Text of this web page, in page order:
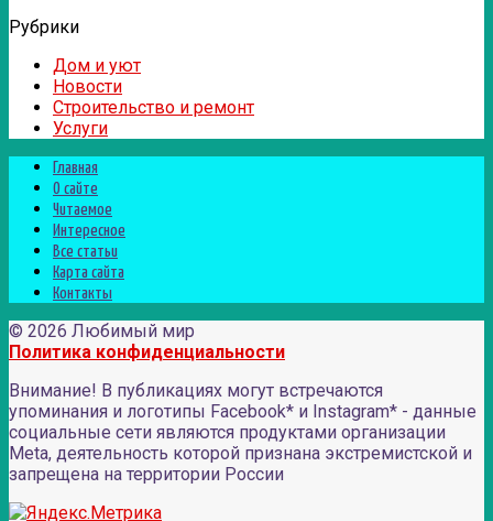
Рубрики
Дом и уют
Новости
Строительство и ремонт
Услуги
Главная
О сайте
Читаемое
Интересное
Все статьи
Карта сайта
Контакты
© 2026 Любимый мир
Политика конфиденциальности
Внимание! В публикациях могут встречаются
упоминания и логотипы Facebook* и Instagram* - данные
социальные сети являются продуктами организации
Meta, деятельность которой признана экстремистской и
запрещена на территории России